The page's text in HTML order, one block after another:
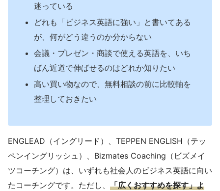
迷っている
どれも「ビジネス英語に強い」と書いてある
が、何がどう違うのか分からない
会議・プレゼン・商談で使える英語を、いち
ばん近道で伸ばせるのはどれか知りたい
高い買い物なので、無料相談の前に比較軸を
整理しておきたい
ENGLEAD（イングリード）、TEPPEN ENGLISH（テッ
ペンイングリッシュ）、Bizmates Coaching（ビズメイ
ツコーチング）は、いずれも社会人のビジネス英語に向い
たコーチングです。ただし、 「広くおすすめを探す」よ